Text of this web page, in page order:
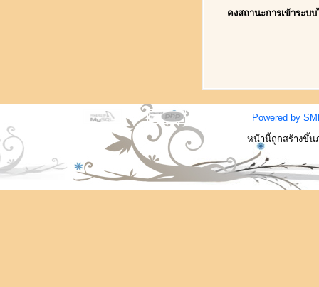
คงสถานะการเข้าระบ
Powered by
หน้านี้ถูกสร้างขึ้น